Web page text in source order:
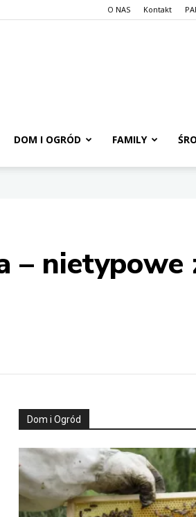
O NAS Kontakt
DOM I OGRÓD FAMILY
– nietypowe
Dom i Ogród